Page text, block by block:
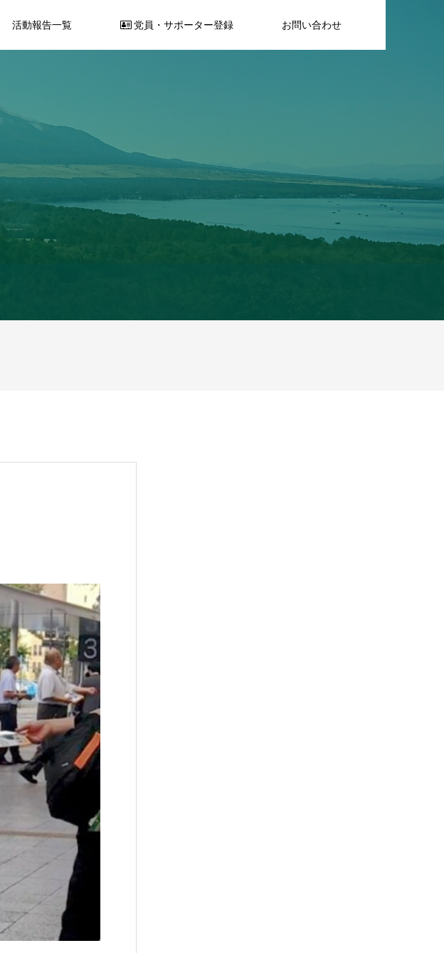
活動報告一覧 党員・サポーター登録 お問い合わせ